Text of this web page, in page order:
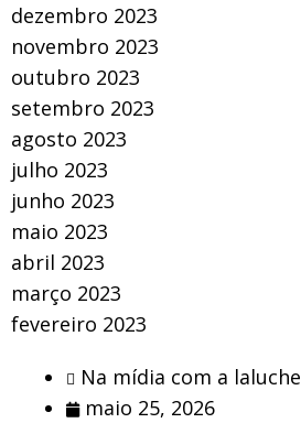
dezembro 2023
novembro 2023
outubro 2023
setembro 2023
agosto 2023
julho 2023
junho 2023
maio 2023
abril 2023
março 2023
fevereiro 2023
Na mídia com a laluche
maio 25, 2026